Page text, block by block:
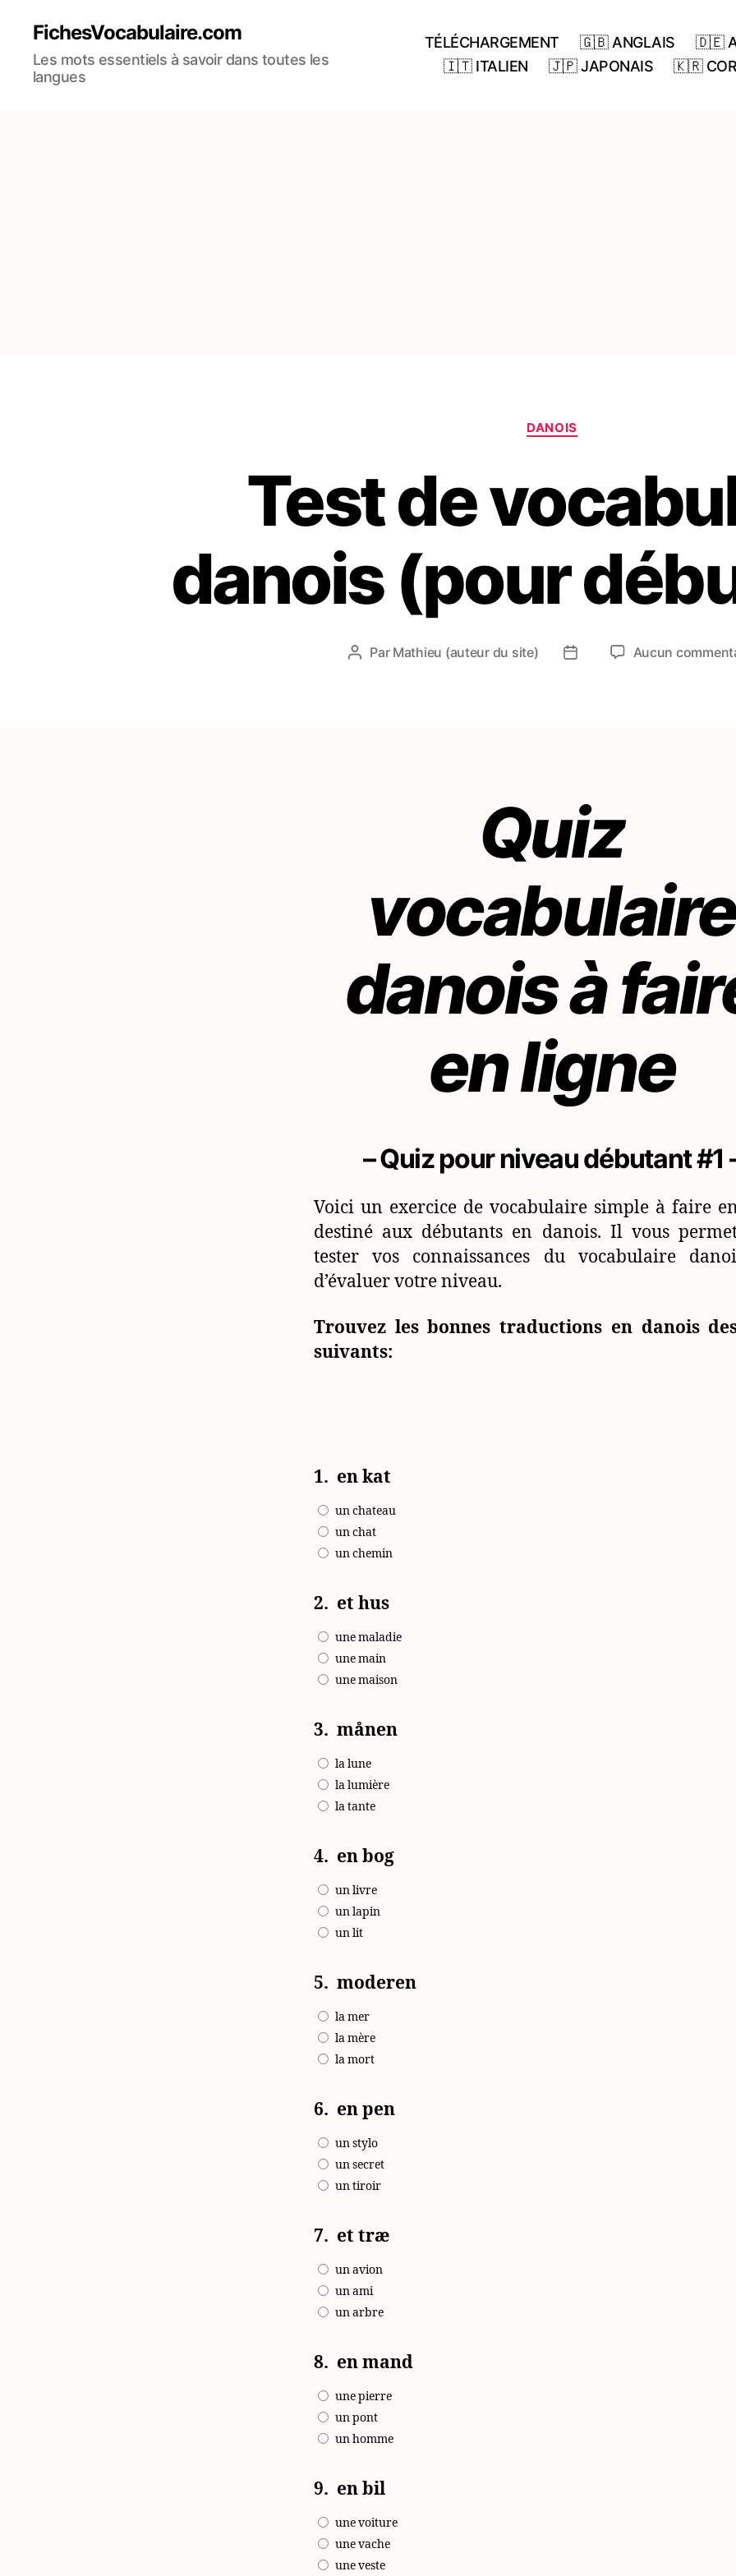
FichesVocabulaire.com
Les mots essentiels à savoir dans toutes les
langues
TÉLÉCHARGEMENT 🇬🇧 ANGLAIS 🇩🇪
🇮🇹 ITALIEN
🇯🇵 JAPONAIS 🇰🇷
Catégories
DANOIS
Test de
danois (pour
Auteur
Par Mathieu (auteur du site)
Date
Aucun
Quiz
vocabulaire
danois à
en ligne
– Quiz pour niveau débutant #1
Voici un exercice de vocabulaire simple à faire
destiné aux débutants en danois. Il vous
tester vos connaissances du vocabulaire
d’évaluer votre niveau.
Trouvez les bonnes traductions en danois
suivants:
1. en kat
un chateau
un chat
un chemin
2. et hus
une maladie
une main
une maison
3. månen
la lune
la lumière
la tante
4. en bog
un livre
un lapin
un lit
5. moderen
la mer
la mère
la mort
6. en pen
un stylo
un secret
un tiroir
7. et træ
un avion
un ami
un arbre
8. en mand
une pierre
un pont
un homme
9. en bil
une voiture
une vache
une veste